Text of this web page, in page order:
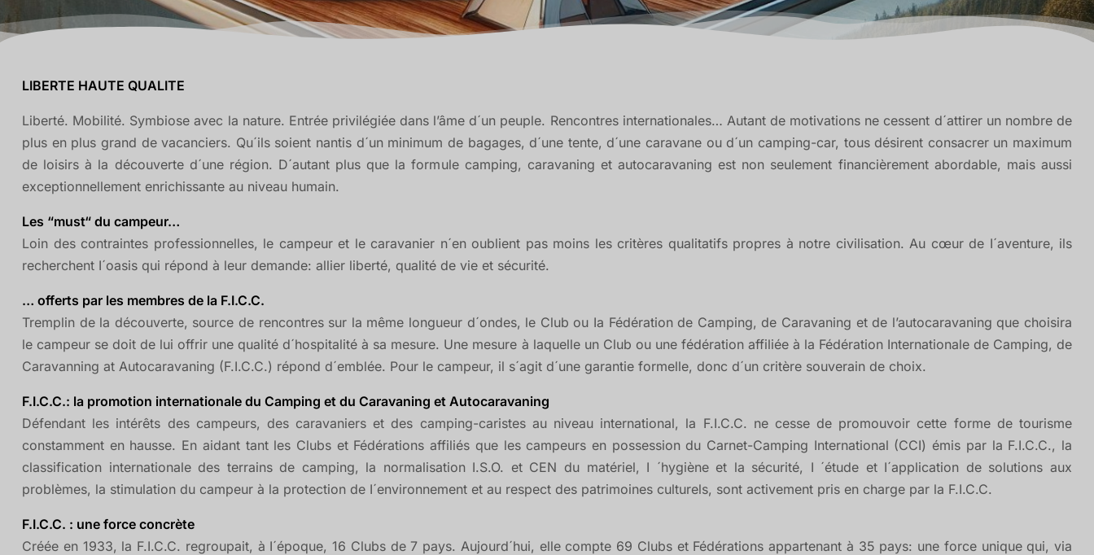
LIBERTE HAUTE QUALITE
Liberté. Mobilité. Symbiose avec la nature. Entrée privilégiée dans l’âme d´un peuple. Rencontres internationales… Autant de motivations ne cessent d´attirer un nombre de
plus en plus grand de vacanciers. Qu´ils soient nantis d´un minimum de bagages, d´une tente, d´une caravane ou d´un camping-car, tous désirent consacrer un maximum
de loisirs à la découverte d´une région. D´autant plus que la formule camping, caravaning et autocaravaning est non seulement financièrement abordable, mais aussi
exceptionnellement enrichissante au niveau humain.
Les “must“ du campeur…
Loin des contraintes professionnelles, le campeur et le caravanier n´en oublient pas moins les critères qualitatifs propres à notre civilisation. Au cœur de I´aventure, ils
recherchent I´oasis qui répond à leur demande: allier liberté, qualité de vie et sécurité.
… offerts par les membres de la F.I.C.C.
Tremplin de la découverte, source de rencontres sur la même longueur d´ondes, le Club ou Ia Fédération de Camping, de Caravaning et de l’autocaravaning que choisira
le campeur se doit de lui offrir une qualité d´hospitalité à sa mesure. Une mesure à laquelle un Club ou une fédération affiliée à la Fédération Internationale de Camping, de
Caravanning at Autocaravaning (F.I.C.C.) répond d´emblée. Pour le campeur, il s´agit d´une garantie formelle, donc d´un critère souverain de choix.
F.I.C.C.: la promotion internationale du Camping et du Caravaning et Autocaravaning
Défendant les intérêts des campeurs, des caravaniers et des camping-caristes au niveau international, la F.I.C.C. ne cesse de promouvoir cette forme de tourisme
constamment en hausse. En aidant tant les Clubs et Fédérations affiliés que les campeurs en possession du Carnet-Camping International (CCI) émis par la F.I.C.C., la
classification internationale des terrains de camping, la normalisation I.S.O. et CEN du matériel, I ´hygiène et la sécurité, I ´étude et I´application de solutions aux
problèmes, la stimulation du campeur à la protection de I´environnement et au respect des patrimoines culturels, sont activement pris en charge par la F.I.C.C.
F.I.C.C. : une force concrète
Créée en 1933, la F.I.C.C. regroupait, à I´époque, 16 Clubs de 7 pays. Aujourd´hui, elle compte 69 Clubs et Fédérations appartenant à 35 pays: une force unique qui, via